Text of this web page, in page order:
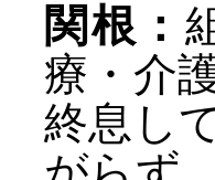
関根：
療・介
終息し